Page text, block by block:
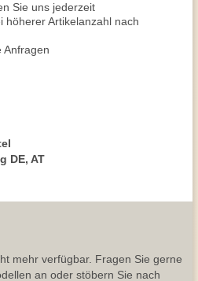
Sie uns jederzeit
höherer Artikelanzahl nach
Anfragen
DE, AT
mehr verfügbar. Fragen Sie gerne
an oder stöbern Sie nach